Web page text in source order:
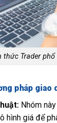
thức Trader phổ
pháp giao
Nhóm
hình giá để